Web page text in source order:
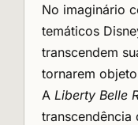
No imaginário
temáticos
transcendem
tornarem
A Liberty Belle
transcendência